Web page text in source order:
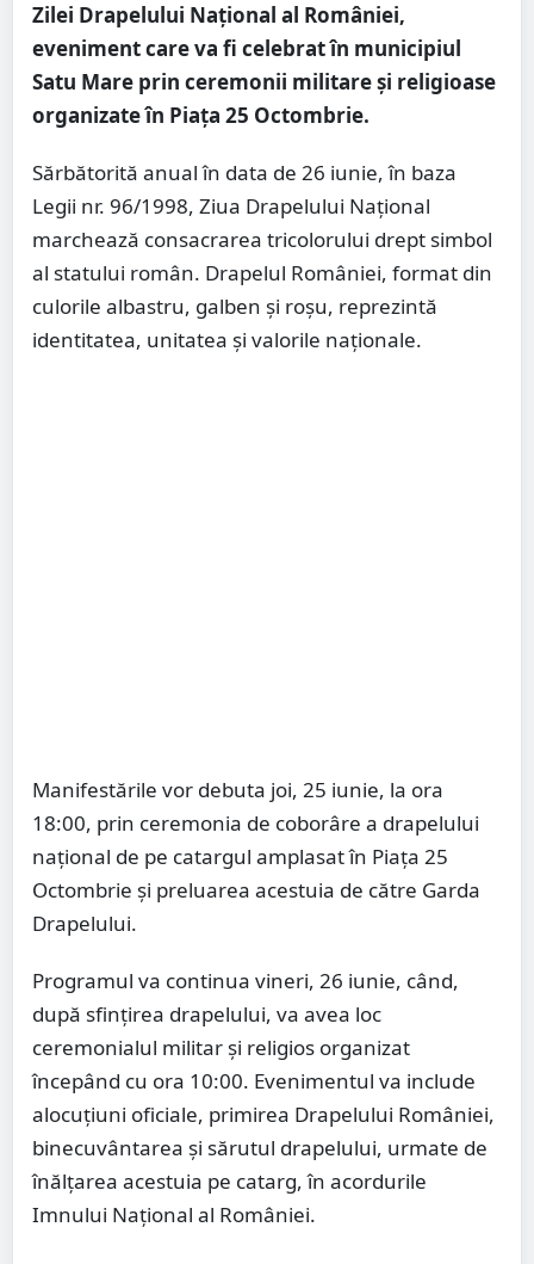
Zilei Drapelului Național al României,
eveniment care va fi celebrat în municipiul
Satu Mare prin ceremonii militare și religioase
organizate în Piața 25 Octombrie.
Sărbătorită anual în data de 26 iunie, în baza
Legii nr. 96/1998, Ziua Drapelului Național
marchează consacrarea tricolorului drept simbol
al statului român. Drapelul României, format din
culorile albastru, galben și roșu, reprezintă
identitatea, unitatea și valorile naționale.
Manifestările vor debuta joi, 25 iunie, la ora
18:00, prin ceremonia de coborâre a drapelului
național de pe catargul amplasat în Piața 25
Octombrie și preluarea acestuia de către Garda
Drapelului.
Programul va continua vineri, 26 iunie, când,
după sfințirea drapelului, va avea loc
ceremonialul militar și religios organizat
începând cu ora 10:00. Evenimentul va include
alocuțiuni oficiale, primirea Drapelului României,
binecuvântarea și sărutul drapelului, urmate de
înălțarea acestuia pe catarg, în acordurile
Imnului Național al României.